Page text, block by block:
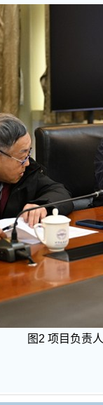
图2 项目负责